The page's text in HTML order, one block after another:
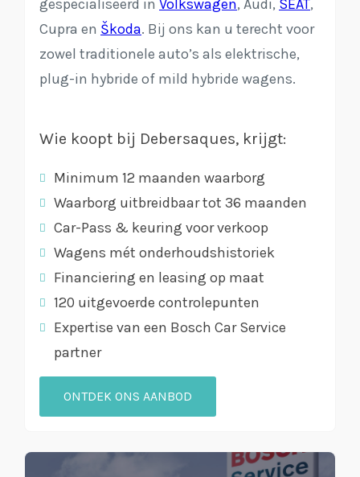
gespecialiseerd in Volkswagen, Audi, SEAT,
Cupra en Škoda. Bij ons kan u terecht voor
zowel traditionele auto’s als elektrische,
plug-in hybride of mild hybride wagens.
Wie koopt bij Debersaques, krijgt:
Minimum 12 maanden waarborg
Waarborg uitbreidbaar tot 36 maanden
Car-Pass & keuring voor verkoop
Wagens mét onderhoudshistoriek
Financiering en leasing op maat
120 uitgevoerde controlepunten
Expertise van een Bosch Car Service
partner
ONTDEK ONS AANBOD